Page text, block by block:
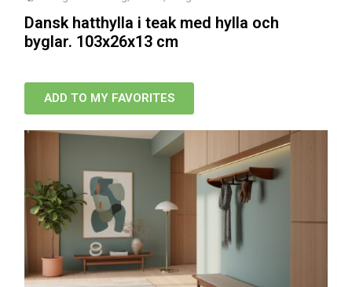
Dansk hatthylla i teak med hylla och
byglar. 103x26x13 cm
ADD TO MY FAVORITES